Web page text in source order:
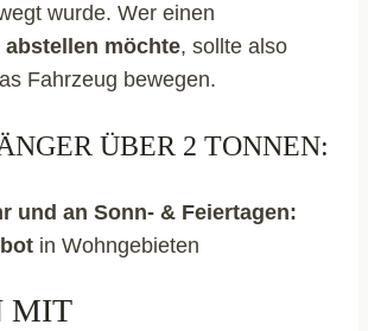
wurde. Wer einen
abstellen möchte, sollte also
Fahrzeug bewegen.
ÜBER 2 TONNEN:
und an Sonn- & Feiertagen:
in Wohngebieten
MIT